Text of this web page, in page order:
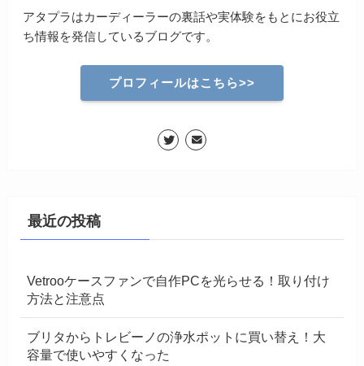
アタプラはカーディーラーの裏話や実体験をもとにお役立
ち情報を発信しているブログです。
プロフィールはこちら>>
最近の投稿
Vetrooケースファンで自作PCを光らせる！取り付け
方法と注意点
ブリタからトレビーノの浄水ポットに買い替え！大
容量で使いやすくなった